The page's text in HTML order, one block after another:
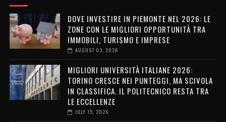
DOVE INVESTIRE IN PIEMONTE NEL 2026: LE
ZONE CON LE MIGLIORI OPPORTUNITÀ TRA
IMMOBILI, TURISMO E IMPRESE
AUGUST 03, 2026
MIGLIORI UNIVERSITÀ ITALIANE 2026:
TORINO CRESCE NEI PUNTEGGI, MA SCIVOLA
IN CLASSIFICA. IL POLITECNICO RESTA TRA
LE ECCELLENZE
JULY 15, 2026